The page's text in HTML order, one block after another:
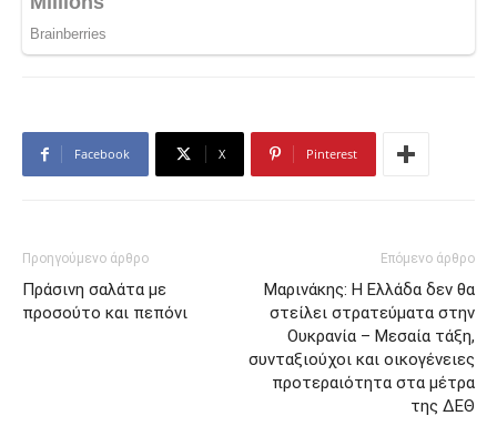
Facebook X Pinterest
Προηγούμενο άρθρο
Πράσινη σαλάτα με
προσούτο και πεπόνι
Επόμενο άρθρο
Μαρινάκης: Η Ελλάδα δεν θα
στείλει στρατεύματα στην
Ουκρανία – Μεσαία τάξη,
συνταξιούχοι και οικογένειες
προτεραιότητα στα μέτρα
της ΔΕΘ